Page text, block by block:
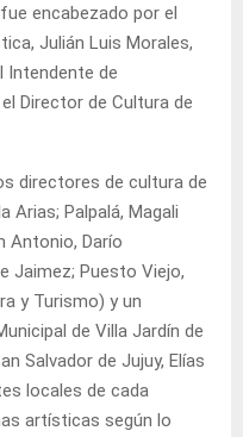
encabezado por el
Julián Luis Morales,
Intendente de
Director de Cultura de
directores de cultura de
Arias; Palpalá, Magali
Antonio, Darío
Jaimez; Puesto Viejo,
y Turismo) y un
de Villa Jardín de
Salvador de Jujuy, Elías
locales de cada
artísticas según lo